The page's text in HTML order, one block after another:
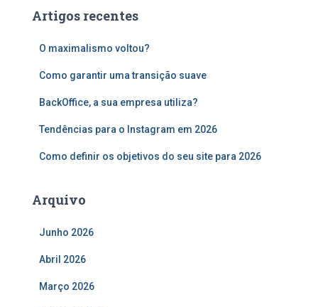
iArtigos recentes
O maximalismo voltou?
Como garantir uma transição suave
BackOffice, a sua empresa utiliza?
Tendências para o Instagram em 2026
Como definir os objetivos do seu site para 2026
Arquivo
Junho 2026
Abril 2026
Março 2026